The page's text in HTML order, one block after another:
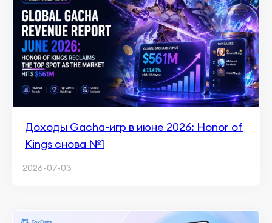
Доходы Gacha-игр в июне 2026: Honor of
Kings снова №1
2026-07-03